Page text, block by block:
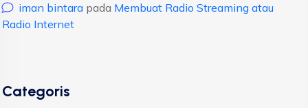
iman bintara pada Membuat Radio Streaming atau
Radio Internet
Categoris